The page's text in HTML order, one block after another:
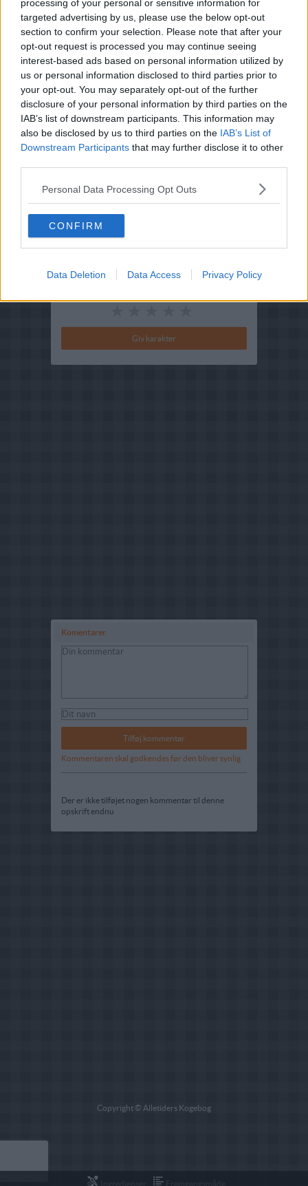
processing of your personal or sensitive information for
targeted advertising by us, please use the below opt-out
section to confirm your selection. Please note that after your
opt-out request is processed you may continue seeing
interest-based ads based on personal information utilized by
us or personal information disclosed to third parties prior to
your opt-out. You may separately opt-out of the further
disclosure of your personal information by third parties on the
IAB’s list of downstream participants. This information may
also be disclosed by us to third parties on the IAB’s List of
Downstream Participants that may further disclose it to other
Personal Data Processing Opt Outs
CONFIRM
Data Deletion Data Access Privacy Policy
Syltning
Indsendt :2002-07-21
Bedøm retten
Komentarer
Kommentaren skal godkendes før den bliver synlig
Der er ikke tilføjet nogen kommentar til denne
opskrift endnu
Copyright © Alletiders Kogebog